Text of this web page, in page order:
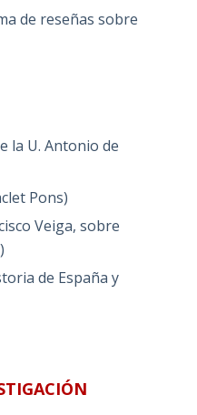
de reseñas sobre
la U. Antonio de
Pons)
Veiga, sobre
de España y